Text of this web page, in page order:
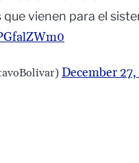
vienen para el
December